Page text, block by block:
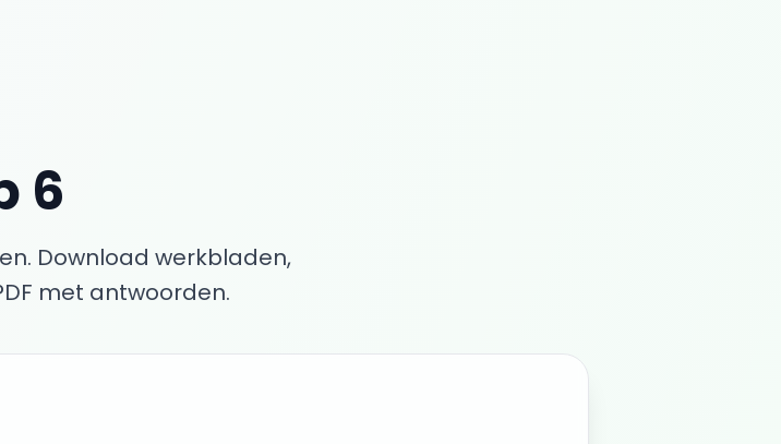
6
Download werkbladen,
met antwoorden.